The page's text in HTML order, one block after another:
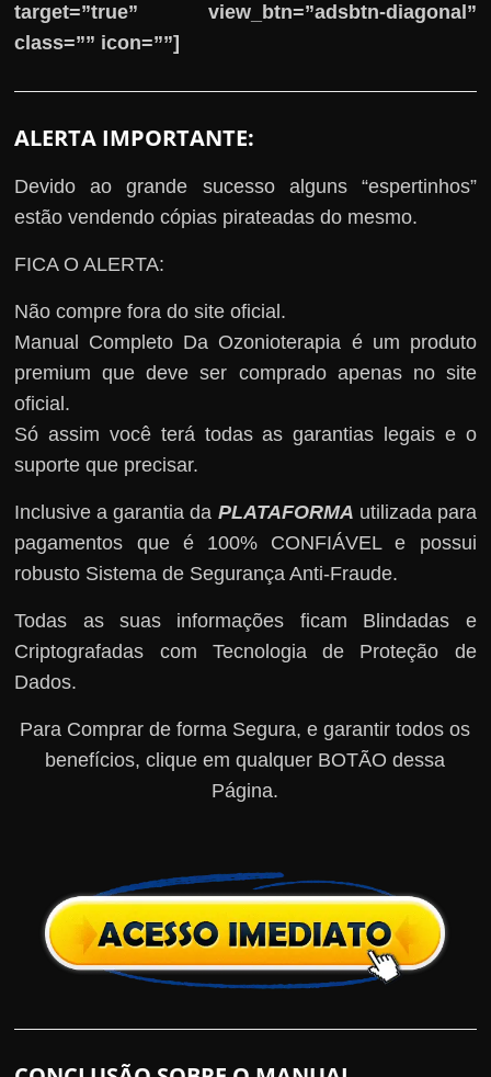
target=”true” view_btn=”adsbtn-diagonal”
class=”” icon=””]
ALERTA IMPORTANTE:
Devido ao grande sucesso alguns “espertinhos”
estão vendendo cópias pirateadas do mesmo.
FICA O ALERTA:
Não compre fora do site oficial.
Manual Completo Da Ozonioterapia é um produto
premium que deve ser comprado apenas no site
oficial.
Só assim você terá todas as garantias legais e o
suporte que precisar.
Inclusive a garantia da PLATAFORMA utilizada para
pagamentos que é 100% CONFIÁVEL e possui
robusto Sistema de Segurança Anti-Fraude.
Todas as suas informações ficam Blindadas e
Criptografadas com Tecnologia de Proteção de
Dados.
Para Comprar de forma Segura, e garantir todos os
benefícios, clique em qualquer BOTÃO dessa
Página.